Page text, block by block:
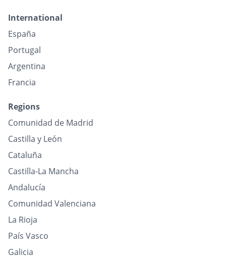
International
España
Portugal
Argentina
Francia
Regions
Comunidad de Madrid
Castilla y León
Cataluña
Castilla-La Mancha
Andalucía
Comunidad Valenciana
La Rioja
País Vasco
Galicia